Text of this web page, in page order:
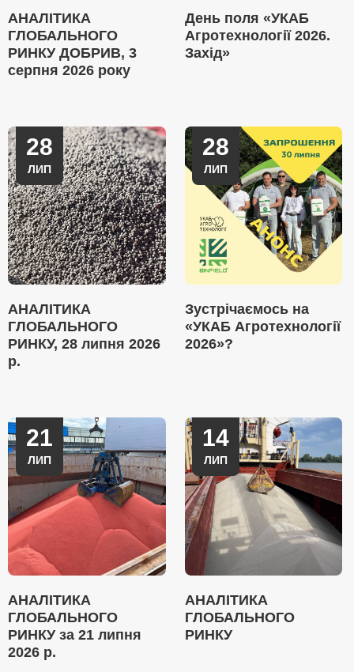
АНАЛІТИКА
ГЛОБАЛЬНОГО
РИНКУ ДОБРИВ, 3
серпня 2026 року
День поля «УКАБ
Агротехнології 2026.
Захід»
28
ЛИП
АНАЛІТИКА
ГЛОБАЛЬНОГО
РИНКУ, 28 липня 2026
р.
28
ЛИП
Зустрічаємось на
«УКАБ Агротехнології
2026»?
21
ЛИП
АНАЛІТИКА
ГЛОБАЛЬНОГО
РИНКУ за 21 липня
2026 р.
14
ЛИП
АНАЛІТИКА
ГЛОБАЛЬНОГО
РИНКУ